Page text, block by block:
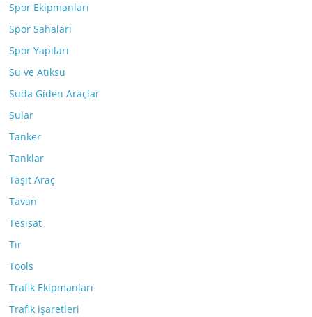
Spor Ekipmanları
Spor Sahaları
Spor Yapıları
Su ve Atıksu
Suda Giden Araçlar
Sular
Tanker
Tanklar
Taşıt Araç
Tavan
Tesisat
Tır
Tools
Trafik Ekipmanları
Trafik işaretleri